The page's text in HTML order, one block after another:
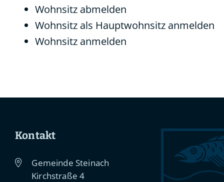
Wohnsitz abmelden
Wohnsitz als Hauptwohnsitz anmelden
Wohnsitz anmelden
Kontakt
Gemeinde Steinach
Kirchstraße 4